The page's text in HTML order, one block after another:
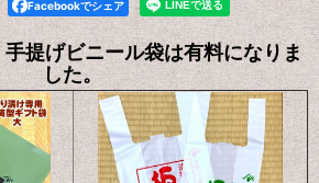
Facebookでシェア
提げビニール袋は有料になりま
した。